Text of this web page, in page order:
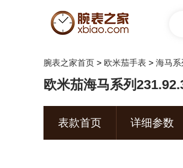
腕表之家首页 > 欧米茄手表 > 海马系
欧米茄海马系列
表款首页 详细参数